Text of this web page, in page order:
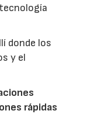
donde los
y el
rápidas